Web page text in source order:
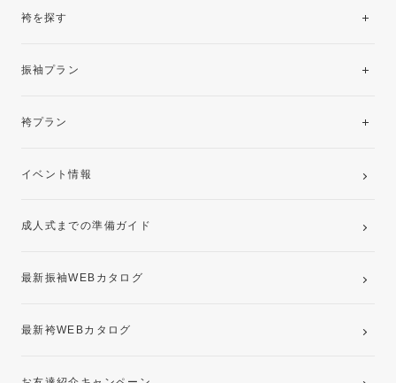
袴を探す
振袖プラン
レンタルプラン
袴プラン
卒業袴レンタルプラン
イベント情報
成人式までの準備ガイド
最新振袖WEBカタログ
最新袴WEBカタログ